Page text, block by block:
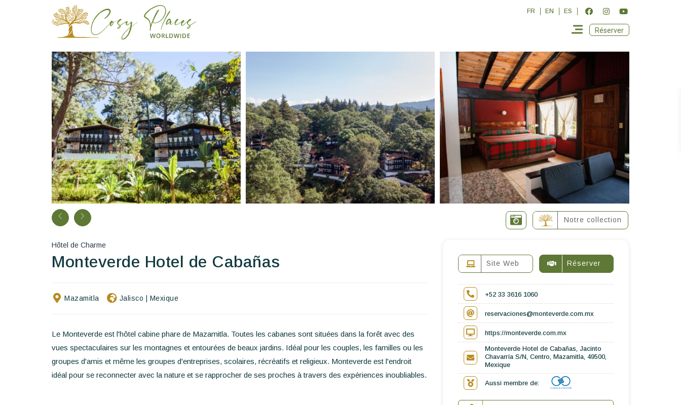
Accueil
Vous faire voyager
Les séjours à thème
FR EN ES
Réserver
Notre collection
Hôtel de Charme
Monteverde Hotel de Cabañas
Mazamitla Jalisco Mexique
Le Monteverde est l'hôtel cabine phare de Mazamitla. Toutes les cabanes sont situées dans la forêt avec des
vues spectaculaires sur les montagnes et entourées de beaux jardins. Idéal pour les couples, les familles ou les
groupes d'amis et même les groupes d'entreprises, scolaires, récréatifs et religieux. Monteverde est l'endroit
idéal pour se reconnecter avec la nature et se rapprocher de ses proches à travers des expériences inoubliables.
Site Web Réserver
+52 33 3616 1060
reservaciones@monteverde.com.mx
https://monteverde.com.mx
Monteverde Hotel de Cabañas, Jacinto
Chavarría S/N, Centro, Mazamitla, 49500,
Mexique
Aussi membre de: